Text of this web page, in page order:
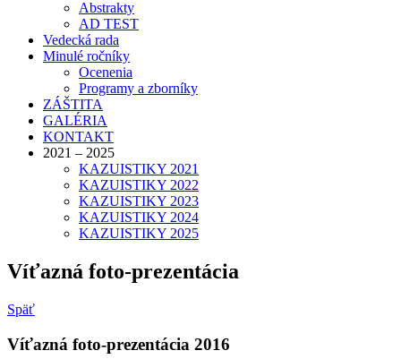
Abstrakty
AD TEST
Vedecká rada
Minulé ročníky
Ocenenia
Programy a zborníky
ZÁŠTITA
GALÉRIA
KONTAKT
2021 – 2025
KAZUISTIKY 2021
KAZUISTIKY 2022
KAZUISTIKY 2023
KAZUISTIKY 2024
KAZUISTIKY 2025
Víťazná foto-prezentácia
Späť
Víťazná foto-prezentácia 2016